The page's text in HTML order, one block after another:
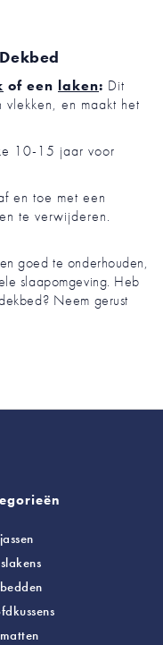
of een laken: Dit
en maakt het
10-15 jaar voor
en toe met een
te verwijderen.
goed te onderhouden,
slaapomgeving. Heb
Neem gerust